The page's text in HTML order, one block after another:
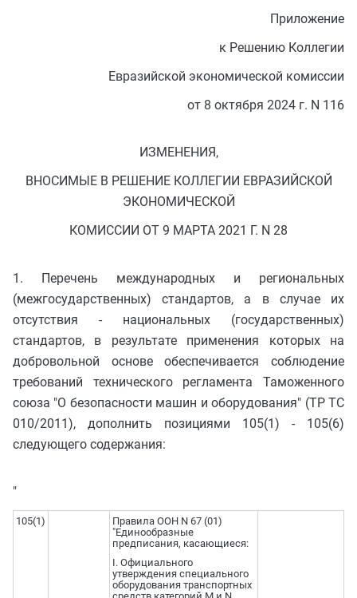
Приложение
к Решению Коллегии
Евразийской экономической комиссии
от 8 октября 2024 г. N 116
ИЗМЕНЕНИЯ,
ВНОСИМЫЕ В РЕШЕНИЕ КОЛЛЕГИИ ЕВРАЗИЙСКОЙ
ЭКОНОМИЧЕСКОЙ
КОМИССИИ ОТ 9 МАРТА 2021 Г. N 28
1. Перечень международных и региональных
(межгосударственных) стандартов, а в случае их
отсутствия - национальных (государственных)
стандартов, в результате применения которых на
добровольной основе обеспечивается соблюдение
требований технического регламента Таможенного
союза "О безопасности машин и оборудования" (ТР ТС
010/2011), дополнить позициями 105(1) - 105(6)
следующего содержания:
"
105(1)
Правила ООН N 67 (01)
"Единообразные
предписания, касающиеся:
I. Официального
утверждения специального
оборудования транспортных